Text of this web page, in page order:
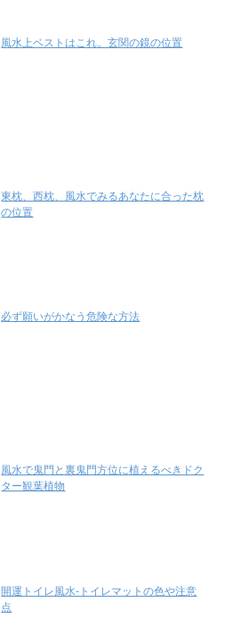
風水上ベストはこれ。玄関の鏡の位置
東枕、西枕、風水でみるあなたに合った枕
の位置
必ず願いがかなう危険な方法
風水で鬼門と裏鬼門方位に植えるべきドク
ター観葉植物
開運トイレ風水-トイレマットの色や注意
点